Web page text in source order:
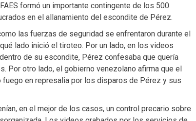
formó un importante contingente de los 500
en el allanamiento del escondite de Pérez.
las fuerzas de seguridad se enfrentaron durante el
lado inició el tiroteo. Por un lado, en los videos
de su escondite, Pérez confesaba que quería
Por otro lado, el gobierno venezolano afirma que el
fuego en represalia por los disparos de Pérez y sus
en el mejor de los casos, un control precario sobre